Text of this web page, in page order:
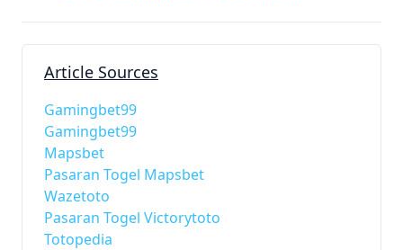
Article Sources
Gamingbet99
Gamingbet99
Mapsbet
Pasaran Togel Mapsbet
Wazetoto
Pasaran Togel Victorytoto
Totopedia